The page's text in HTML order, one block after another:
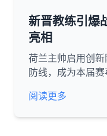
新晋教练引爆
亮相
荷兰主帅启用创
防线，成为本届赛
阅读更多